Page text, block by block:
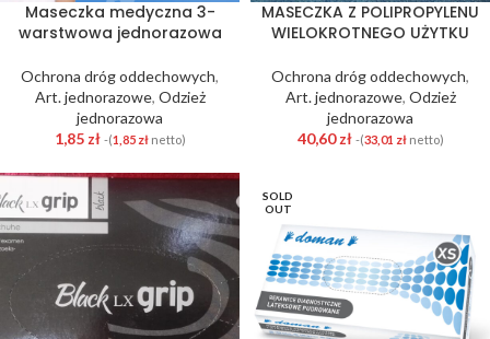
Maseczka medyczna 3-
warstwowa jednorazowa
Ochrona dróg oddechowych,
Art. jednorazowe, Odzież
jednorazowa
1,85 zł -(1,85 złnetto)
MASECZKA Z POLIPROPYLENU
WIELOKROTNEGO UŻYTKU
Ochrona dróg oddechowych,
Art. jednorazowe, Odzież
jednorazowa
40,60zł -(33,01 złnetto)
SOLD
OUT